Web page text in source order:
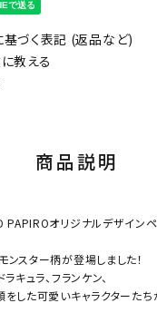
づく表記 (返品など)
教える
商品説明
オリジナルデザインペ
スター柄が登場しました！
キュラ、フランケン、
をした可愛いキャラクターた